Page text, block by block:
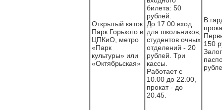
Открытый каток
Парк Горького в
ЦПКиО, метро
«Парк
культуры» или
«Октябрьская»
билета: 50
рублей.
До 17.00 вход
для школьников,
студентов очных
отделений - 20
рублей. Три
кассы.
Работает с
10.00 до 22.00,
прокат - до
20.45.
В
150